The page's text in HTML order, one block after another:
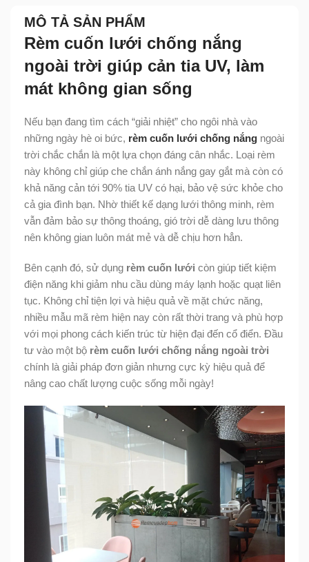
MÔ TẢ SẢN PHẨM
Rèm cuốn lưới chống nắng
ngoài trời giúp cản tia UV, làm
mát không gian sống
Nếu bạn đang tìm cách “giải nhiệt” cho ngôi nhà vào
những ngày hè oi bức, rèm cuốn lưới chống nắng ngoài
trời chắc chắn là một lựa chọn đáng cân nhắc. Loại rèm
này không chỉ giúp che chắn ánh nắng gay gắt mà còn có
khả năng cản tới 90% tia UV có hại, bảo vệ sức khỏe cho
cả gia đình bạn. Nhờ thiết kế dạng lưới thông minh, rèm
vẫn đảm bảo sự thông thoáng, gió trời dễ dàng lưu thông
nên không gian luôn mát mẻ và dễ chịu hơn hẳn.
Bên cạnh đó, sử dụng rèm cuốn lưới còn giúp tiết kiệm
điện năng khi giảm nhu cầu dùng máy lạnh hoặc quạt liên
tục. Không chỉ tiện lợi và hiệu quả về mặt chức năng,
nhiều mẫu mã rèm hiện nay còn rất thời trang và phù hợp
với mọi phong cách kiến trúc từ hiện đại đến cổ điển. Đầu
tư vào một bộ rèm cuốn lưới chống nắng ngoài trời
chính là giải pháp đơn giản nhưng cực kỳ hiệu quả để
nâng cao chất lượng cuộc sống mỗi ngày!